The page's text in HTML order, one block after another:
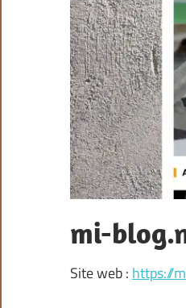
mi-
Site web : https://